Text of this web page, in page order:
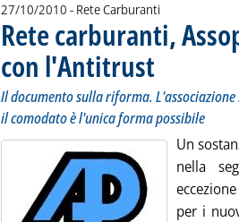
27/10/2010 - Rete Carburanti
Rete carburanti,
con l'Antitrust . Sottotitolo: Il
. Pubblicata
Il documento sulla riforma.
il comodato è l'unica forma possibile
Un
nella
per i